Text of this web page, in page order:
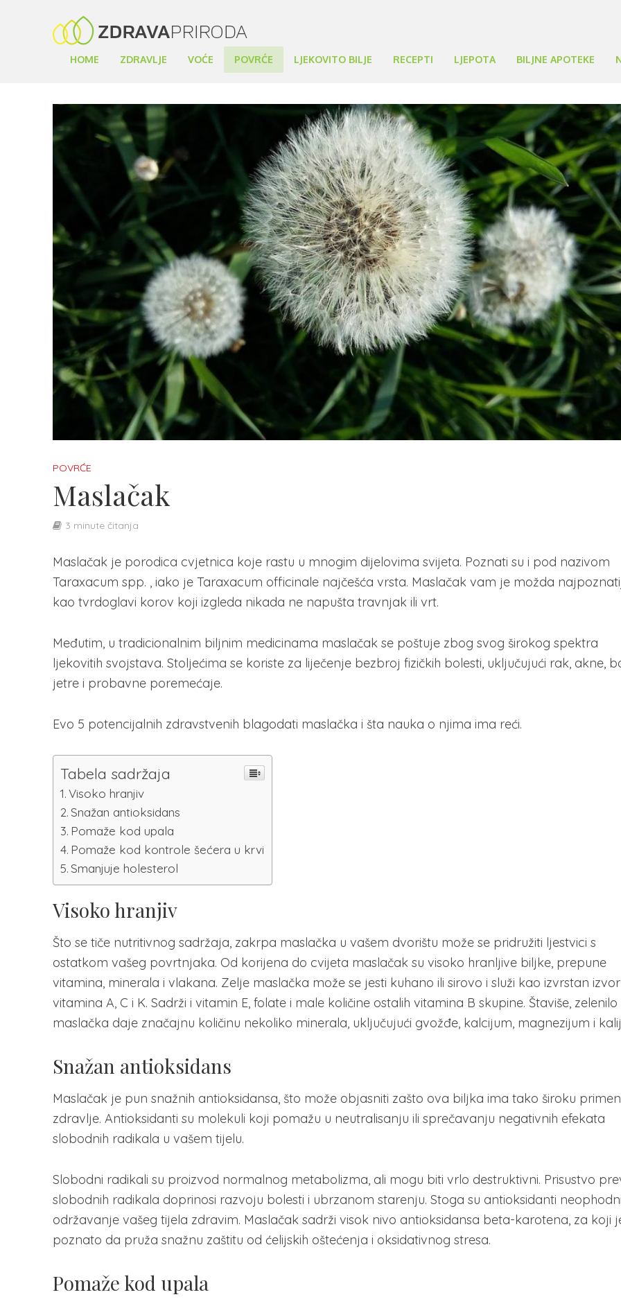
HOME ZDRAVLJE VOĆE POVRĆE LJEKOVITO BILJE RECEPTI LJEPOTA BILJNE APOTEKE
POVRĆE
Maslačak
3 minute čitanja
Maslačak je porodica cvjetnica koje rastu u mnogim dijelovima svijeta. Poznati su i pod nazivom
Taraxacum spp. , iako je Taraxacum officinale najčešća vrsta. Maslačak vam je možda
kao tvrdoglavi korov koji izgleda nikada ne napušta travnjak ili vrt.
Međutim, u tradicionalnim biljnim medicinama maslačak se poštuje zbog svog širokog spektra
ljekovitih svojstava. Stoljećima se koriste za liječenje bezbroj fizičkih bolesti, uključujući rak, akne,
jetre i probavne poremećaje.
Evo 5 potencijalnih zdravstvenih blagodati maslačka i šta nauka o njima ima reći.
Tabela sadržaja
Visoko hranjiv
Snažan antioksidans
Pomaže kod upala
Pomaže kod kontrole šećera u krvi
Smanjuje holesterol
Visoko hranjiv
Što se tiče nutritivnog sadržaja, zakrpa maslačka u vašem dvorištu može se pridružiti ljestvici s
ostatkom vašeg povrtnjaka. Od korijena do cvijeta maslačak su visoko hranljive biljke, prepune
vitamina, minerala i vlakana. Zelje maslačka može se jesti kuhano ili sirovo i služi kao izvrstan izvor
vitamina A, C i K. Sadrži i vitamin E, folate i male količine ostalih vitamina B skupine. Štaviše, zelenilo
maslačka daje značajnu količinu nekoliko minerala, uključujući gvožđe, kalcijum, magnezijum i
Snažan antioksidans
Maslačak je pun snažnih antioksidansa, što može objasniti zašto ova biljka ima tako široku
zdravlje. Antioksidanti su molekuli koji pomažu u neutralisanju ili sprečavanju negativnih efekata
slobodnih radikala u vašem tijelu.
Slobodni radikali su proizvod normalnog metabolizma, ali mogu biti vrlo destruktivni. Prisustvo
slobodnih radikala doprinosi razvoju bolesti i ubrzanom starenju. Stoga su antioksidanti
održavanje vašeg tijela zdravim. Maslačak sadrži visok nivo antioksidansa beta-karotena, za koji
poznato da pruža snažnu zaštitu od ćelijskih oštećenja i oksidativnog stresa.
Pomaže kod upala